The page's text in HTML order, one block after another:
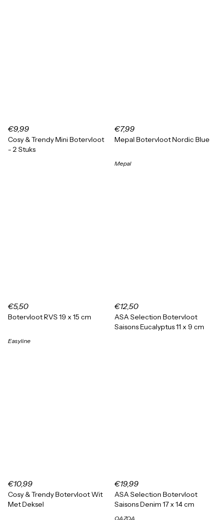
€9,99
Cosy & Trendy Mini Botervloot
- 2 Stuks
€7,99
Mepal Botervloot Nordic Blue
Mepal
€5,50
Botervloot RVS 19 x 15 cm
Easyline
€12,50
ASA Selection Botervloot
Saisons Eucalyptus 11 x 9 cm
€10,99
Cosy & Trendy Botervloot Wit
Met Deksel
€19,99
ASA Selection Botervloot
Saisons Denim 17 x 14 cm
QAZQA